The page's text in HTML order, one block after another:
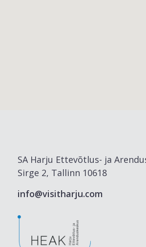
SA Harju Ettevõtlus- ja
Sirge 2, Tallinn 10618
info@visitharju.com